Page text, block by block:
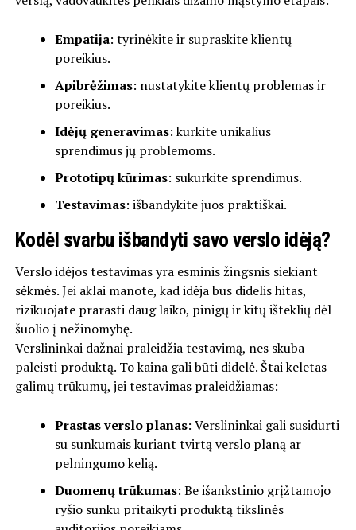
Empatija: tyrinėkite ir supraskite klientų
poreikius.
Apibrėžimas: nustatykite klientų problemas ir
poreikius.
Idėjų generavimas: kurkite unikalius
sprendimus jų problemoms.
Prototipų kūrimas: sukurkite sprendimus.
Testavimas: išbandykite juos praktiškai.
Kodėl svarbu išbandyti savo verslo idėją?
Verslo idėjos testavimas yra esminis žingsnis siekiant
sėkmės. Jei aklai manote, kad idėja bus didelis hitas,
rizikuojate prarasti daug laiko, pinigų ir kitų išteklių dėl
šuolio į nežinomybę.
Verslininkai dažnai praleidžia testavimą, nes skuba
paleisti produktą. To kaina gali būti didelė. Štai keletas
galimų trūkumų, jei testavimas praleidžiamas:
Prastas verslo planas: Verslininkai gali susidurti
su sunkumais kuriant tvirtą verslo planą ar
pelningumo kelią.
Duomenų trūkumas: Be išankstinio grįžtamojo
ryšio sunku pritaikyti produktą tikslinės